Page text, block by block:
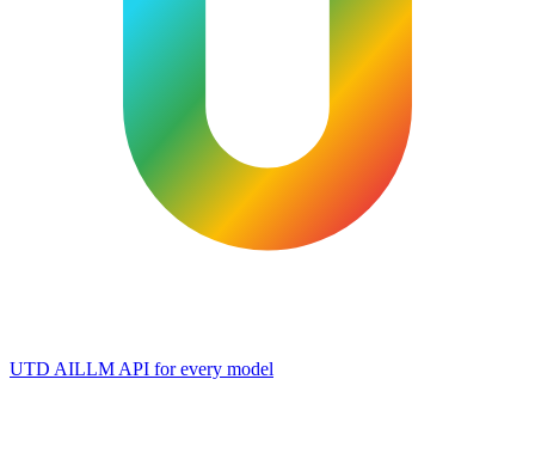
UTD AILLM API for every model